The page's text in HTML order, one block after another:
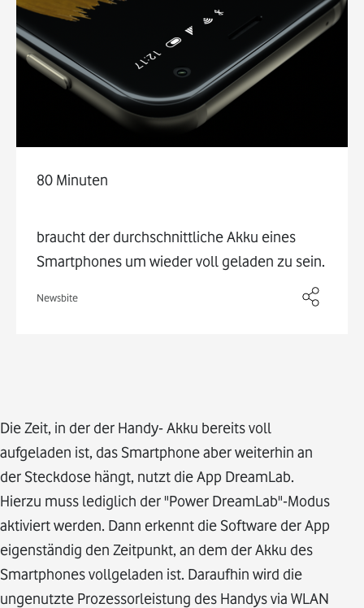
80 Minuten
braucht der durchschnittliche Akku eines
Smartphones um wieder voll geladen zu sein.
Newsbite
Die Zeit, in der der Handy- Akku bereits voll
aufgeladen ist, das Smartphone aber weiterhin an
der Steckdose hängt, nutzt die App DreamLab.
Hierzu muss lediglich der "Power DreamLab"-Modus
aktiviert werden. Dann erkennt die Software der App
eigenständig den Zeitpunkt, an dem der Akku des
Smartphones vollgeladen ist. Daraufhin wird die
ungenutzte Prozessorleistung des Handys via WLAN